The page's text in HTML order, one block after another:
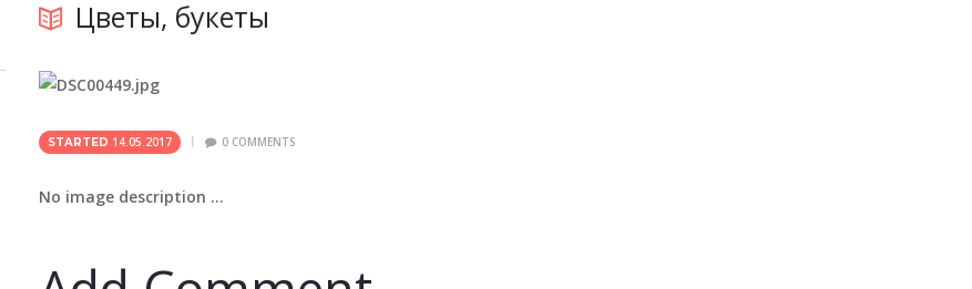
Цветы, букеты
STARTED 14.05.2017 0COMMENTS
No image description ...